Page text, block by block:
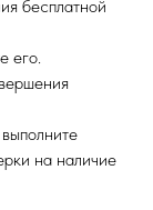
бесплатной
его.
на наличие